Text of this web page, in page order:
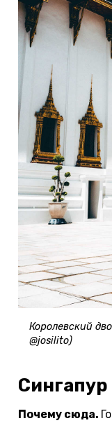
Королевский
@josilito)
Сингапур
Почему сюда.